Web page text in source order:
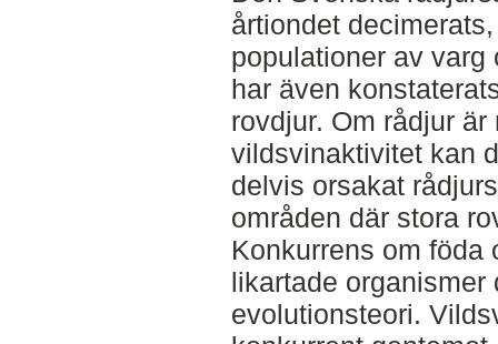
årtiondet
populationer av
har även
rovdjur. Om rådjur
vildsvinaktivitet kan
delvis orsakat
områden där stora
Konkurrens om föda
likartade
evolutionsteori.